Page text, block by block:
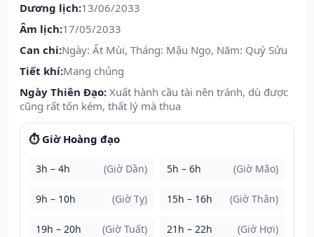
Dương lịch:13/06/2033
Âm lịch:17/05/2033
Can chi:Ngày: Ất Mùi, Tháng: Mậu Ngọ, Năm: Quý Sửu
Tiết khí:Mang chủng
Ngày Thiên Đạo: Xuất hành cầu tài nên tránh, dù được
cũng rất tốn kém, thất lý mà thua
⏱️ Giờ Hoàng đạo
3h – 4h (Giờ Dần) 5h – 6h (Giờ Mão)
9h – 10h (Giờ Tỵ) 15h – 16h (Giờ Thân)
19h – 20h (Giờ Tuất) 21h – 22h (Giờ Hợi)